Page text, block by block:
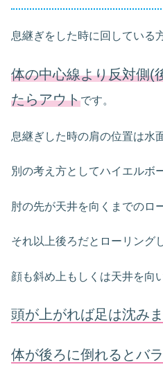
息継ぎをした時に回している
体の中心線より反対側(
たらアウトです。
息継ぎした時の肩の位置は水
別の考え方としてハイエルボ
肘の先が天井を向くまでのロ
それ以上後ろだとローリング
顔も斜め上もしくは天井を向
頭が上がれば足は沈み
体が後ろに倒れるとバ